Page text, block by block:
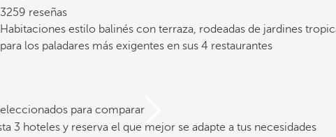
3259 reseñas
Habitaciones estilo balinés con terraza, rodeadas de jardines
para los paladares más exigentes en sus 4 restaurantes
para comparar
3 hoteles y reserva el que mejor se adapte a tus necesidades